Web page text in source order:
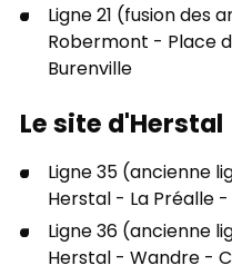
Ligne 21 (fusion des
Robermont - Place
Burenville
Le site d'Herstal
Ligne 35 (ancienne
Herstal - La Préalle
Ligne 36 (ancienne
Herstal - Wandre -